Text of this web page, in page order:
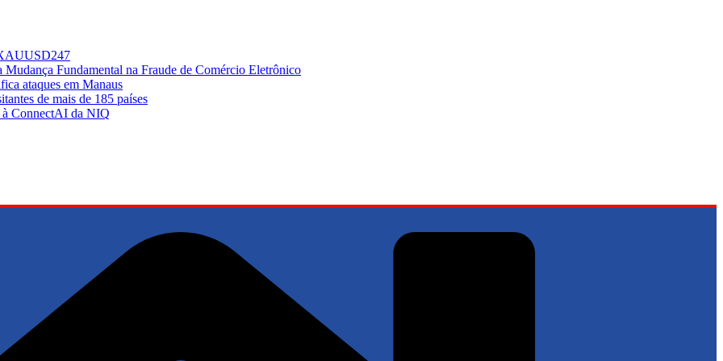
Fundamental na Fraude de Comércio Eletrônico
ataques em Manaus
de mais de 185 países
à ConnectAI da NIQ